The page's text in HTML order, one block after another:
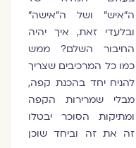
ה״איש״ ושל ה״אישה״
ובלעדי זאת, איך יהיה
החיבור השלם? ממש
כמו כל המרכיבים שצריך
להניח יחד בהכנת קפה,
מבלי שמרירות הקפה
ומתיקות הסוכר יבטלו
זה את זה וביחד שוכן